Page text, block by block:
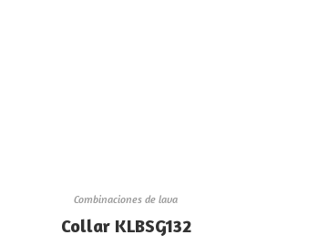
Combinaciones de lava
Collar KLBSG132